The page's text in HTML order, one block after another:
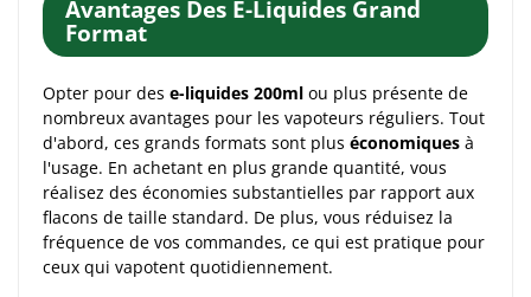
Avantages Des E-Liquides Grand
Format
Opter pour des e-liquides 200ml ou plus présente de
nombreux avantages pour les vapoteurs réguliers. Tout
d'abord, ces grands formats sont plus économiques à
l'usage. En achetant en plus grande quantité, vous
réalisez des économies substantielles par rapport aux
flacons de taille standard. De plus, vous réduisez la
fréquence de vos commandes, ce qui est pratique pour
ceux qui vapotent quotidiennement.